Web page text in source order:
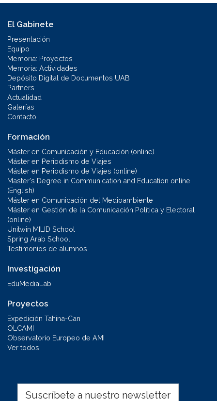
El Gabinete
Presentación
Equipo
Memoria: Proyectos
Memoria: Actividades
Depósito Digital de Documentos UAB
Partners
Actualidad
Galerías
Contacto
Formación
Máster en Comunicación y Educación (online)
Máster en Periodismo de Viajes
Máster en Periodismo de Viajes (online)
Master's Degree in Communication and Education online
(English)
Máster en Comunicación del Medioambiente
Máster en Gestión de la Comunicación Política y Electoral
(online)
Unitwin MILID School
Spring Arab School
Testimonios de alumnos
Investigación
EduMediaLab
Proyectos
Expedición Tahina-Can
OLCAMI
Observatorio Europeo de AMI
Ver todos
Suscríbete a nuestro newsletter